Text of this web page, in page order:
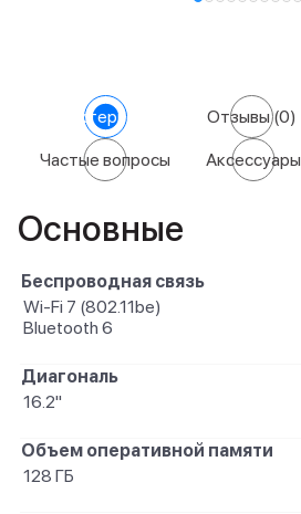
Характеристики Отзывы(0)
Частые вопросы Аксессуары
Основные
Беспроводная связь
Wi-Fi 7 (802.11be)
Bluetooth 6
Диагональ
16.2"
Объем оперативной памяти
128 ГБ